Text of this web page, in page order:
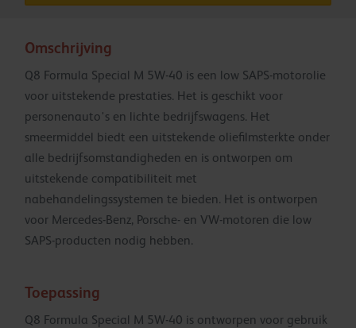
Omschrijving
Q8 Formula Special M 5W-40 is een low SAPS-motorolie
voor uitstekende prestaties. Het is geschikt voor
personenauto's en lichte bedrijfswagens. Het
smeermiddel biedt een uitstekende oliefilmsterkte onder
alle bedrijfsomstandigheden en is ontworpen om
uitstekende compatibiliteit met
nabehandelingssystemen te bieden. Het is ontworpen
voor Mercedes-Benz, Porsche- en VW-motoren die low
SAPS-producten nodig hebben.
Toepassing
Q8 Formula Special M 5W-40 is ontworpen voor gebruik